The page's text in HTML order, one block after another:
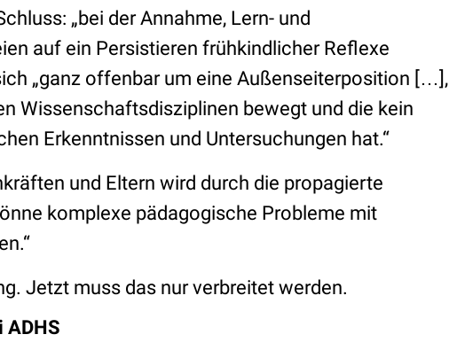
„bei der Annahme, Lern- und
auf ein Persistieren frühkindlicher Reflexe
„ganz offenbar um eine Außenseiterposition […],
Wissenschaftsdisziplinen bewegt und die kein
Erkenntnissen und Untersuchungen hat.“
und Eltern wird durch die propagierte
komplexe pädagogische Probleme mit
Jetzt muss das nur verbreitet werden.
ADHS